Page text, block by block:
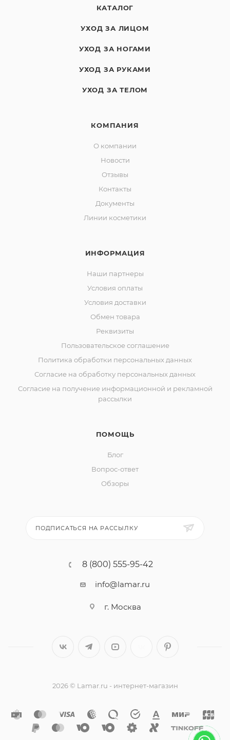
КАТАЛОГ
УХОД ЗА ЛИЦОМ
УХОД ЗА НОГАМИ
УХОД ЗА РУКАМИ
УХОД ЗА ТЕЛОМ
КОМПАНИЯ
О компании
Новости
Отзывы
Контакты
Документы
Линии косметики
ИНФОРМАЦИЯ
Наши партнеры
Условия оплаты
Условия доставки
Обмен товара
Реквизиты
Пользовательское соглашение
Политика обработки персональных данных
Согласие на обработку персональных данных
Согласие на получение информационной и рекламной
рассылки
ПОМОЩЬ
Блог
Вопрос-ответ
Обзоры
ПОДПИСАТЬСЯ НА РАССЫЛКУ
8 (800) 555-95-42
info@lamar.ru
г. Москва
2026 © Lamar.ru - интернет-магазин